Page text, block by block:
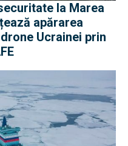
la Marea
apărarea
Ucrainei prin